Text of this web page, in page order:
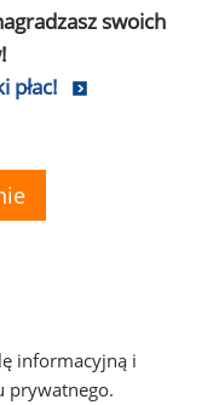
swoich
płac!
informacyjną i
prywatnego.